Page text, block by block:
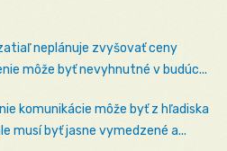
neplánuje zvyšovať ceny
môže byť nevyhnutné v budúc...
komunikácie môže byť z hľadiska
musí byť jasne vymedzené a...